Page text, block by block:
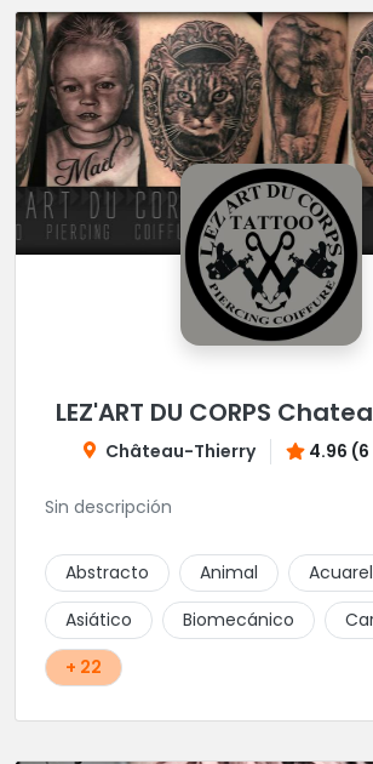
LEZ'ART DU CORPS
Château-Thierry 4.96 (6
Sin descripción
Abstracto Animal
Asiático
Biomecánico
+ 22